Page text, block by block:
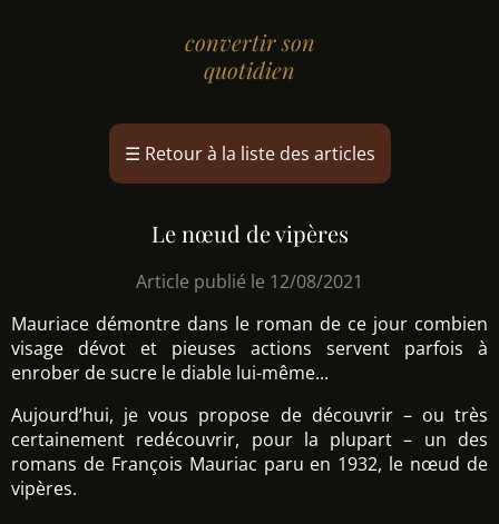
convertir son
quotidien
☰ Retour à la liste des articles
Le nœud de vipères
Article publié le 12/08/2021
Mauriace démontre dans le roman de ce jour combien
visage dévot et pieuses actions servent parfois à
enrober de sucre le diable lui-même...
Aujourd’hui, je vous propose de découvrir – ou très
certainement redécouvrir, pour la plupart – un des
romans de François Mauriac paru en 1932, le nœud de
vipères.